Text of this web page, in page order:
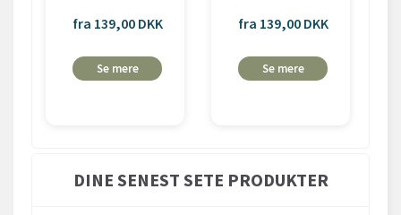
fra 139,00 DKK
Se mere
fra 139,00 DKK
Se mere
DINE SENEST SETE PRODUKTER